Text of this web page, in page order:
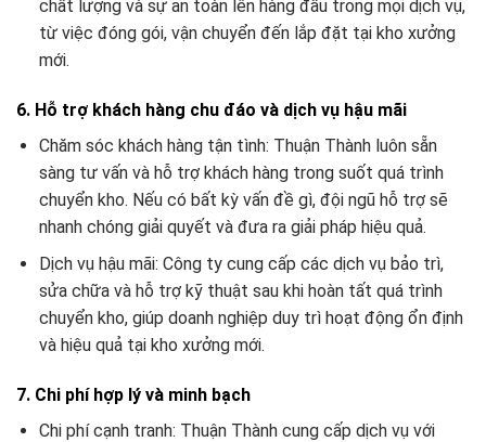
chất lượng và sự an toàn lên hàng đầu trong mọi dịch vụ,
từ việc đóng gói, vận chuyển đến lắp đặt tại kho xưởng
mới.
6. Hỗ trợ khách hàng chu đáo và dịch vụ hậu mãi
Chăm sóc khách hàng tận tình: Thuận Thành luôn sẵn
sàng tư vấn và hỗ trợ khách hàng trong suốt quá trình
chuyển kho. Nếu có bất kỳ vấn đề gì, đội ngũ hỗ trợ sẽ
nhanh chóng giải quyết và đưa ra giải pháp hiệu quả.
Dịch vụ hậu mãi: Công ty cung cấp các dịch vụ bảo trì,
sửa chữa và hỗ trợ kỹ thuật sau khi hoàn tất quá trình
chuyển kho, giúp doanh nghiệp duy trì hoạt động ổn định
và hiệu quả tại kho xưởng mới.
7. Chi phí hợp lý và minh bạch
Chi phí cạnh tranh: Thuận Thành cung cấp dịch vụ với